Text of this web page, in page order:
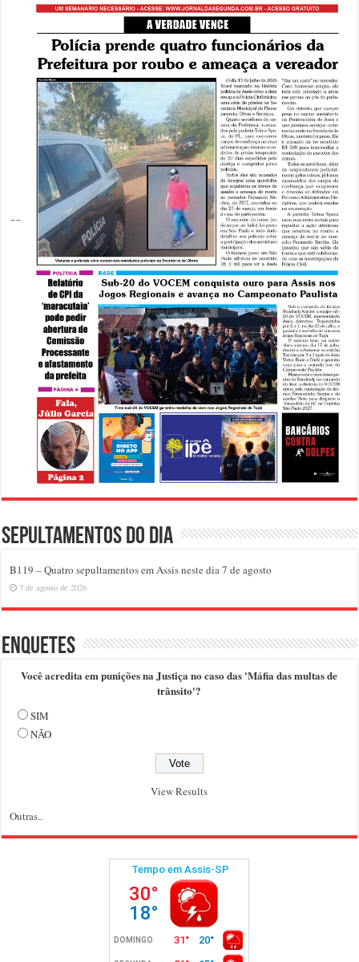
Sepultamentos do dia
B119 – Quatro sepultamentos em Assis neste dia 7 de agosto
7 de agosto de 2026
Enquetes
Você acredita em punições na Justiça no caso das 'Máfia das multas de
trânsito'?
SIM
NÃO
View Results
Outras..